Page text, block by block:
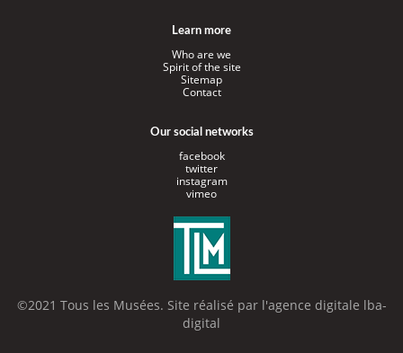
Learn more
Who are we
Spirit of the site
Sitemap
Contact
Our social networks
facebook
twitter
instagram
vimeo
©2021 Tous les Musées. Site réalisé par l'agence digitale lba-
digital